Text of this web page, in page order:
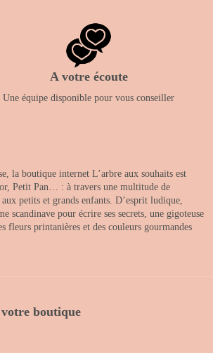
A votre écoute
Une équipe disponible pour vous conseiller
la boutique internet L’arbre aux souhaits est
Petit Pan… : à travers une multitude de
petits et grands enfants. D’esprit ludique,
scandinave pour écrire ses secrets, une gigoteuse
fleurs printanières et des couleurs gourmandes
boutique